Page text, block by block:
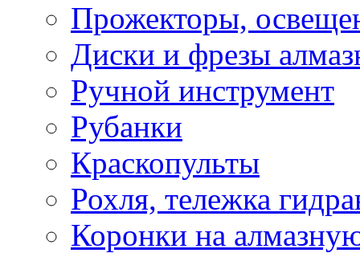
Прожекторы,
Диски и фрезы
Ручной инструмент
Рубанки
Краскопульты
Рохля, тележка
Коронки на